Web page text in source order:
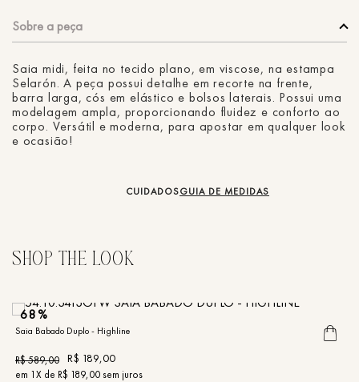
Saia midi, feita no tecido plano, em viscose, na estampa
Selarón. A peça possui detalhe em recorte na frente,
barra larga, cós em elástico e bolsos laterais. Possui uma
modelagem ampla, proporcionando fluidez e conforto ao
corpo. Versátil e moderna, para apostar em qualquer look
e ocasião!
CUIDADOSGUIA DE MEDIDAS
68%
Saia Babado Duplo - Highline
R$589,00 R$ 189,00
em 1X de R$ 189,00sem juros